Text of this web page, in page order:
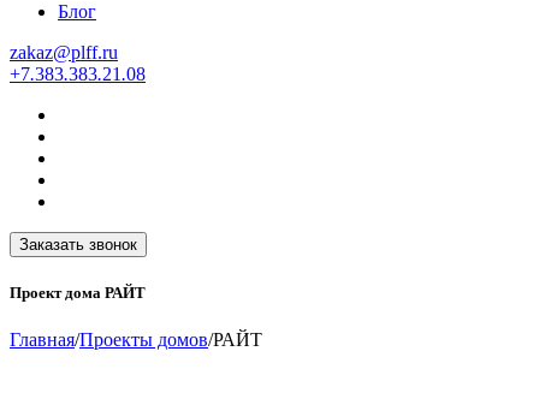
Блог
zakaz@plff.ru
+7.383.383.21.08
Заказать звонок
Проект дома РАЙТ
Главная/Проекты домов/РАЙТ